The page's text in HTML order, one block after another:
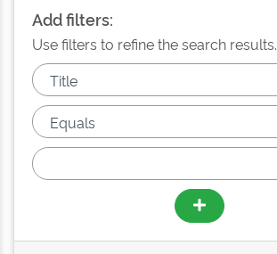
Add filters:
Use filters to refine the search results.